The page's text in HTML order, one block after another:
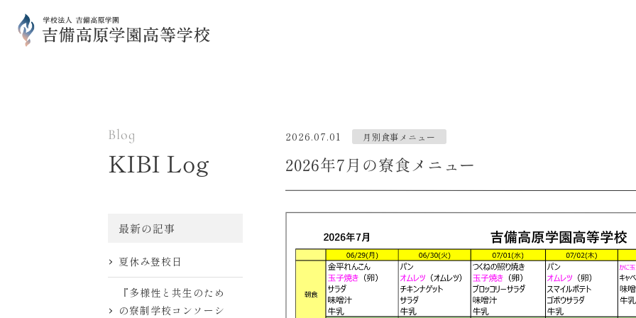
Blog
KIBI Log
最新の記事
夏休み登校日
『多様性と共生のため
の寮制学校コンソーシ
2026.07.01 月別食事メニュー
2026年7月の寮食メニュー